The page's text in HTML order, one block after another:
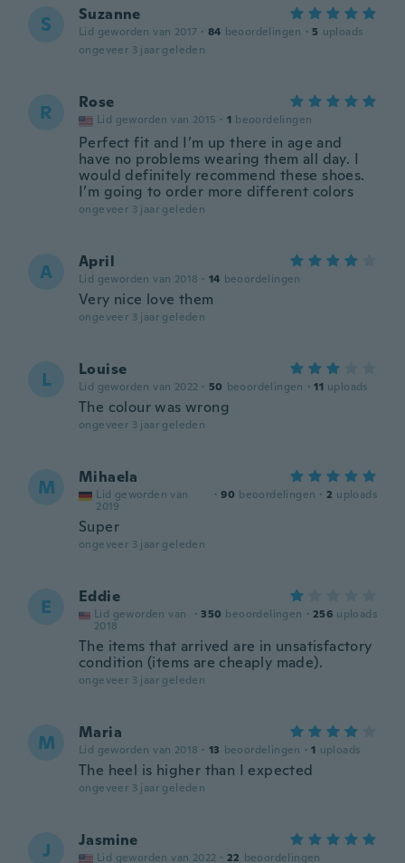
S Suzanne
Lid geworden van 2017 · 84 beoordelingen · 5 uploads
ongeveer 3 jaar geleden
R Rose
Lid geworden van 2015 · 1 beoordelingen
Perfect fit and I’m up there in age and
have no problems wearing them all day. I
would definitely recommend these shoes.
I’m going to order more different colors
ongeveer 3 jaar geleden
A April
Lid geworden van 2018 · 14 beoordelingen
Very nice love them
ongeveer 3 jaar geleden
L Louise
Lid geworden van 2022 · 50 beoordelingen · 11 uploads
The colour was wrong
ongeveer 3 jaar geleden
M Mihaela
Lid geworden van
2019
· 90 beoordelingen · 2 uploads
Super
ongeveer 3 jaar geleden
E Eddie
Lid geworden van
2018
· 350 beoordelingen · 256 uploads
The items that arrived are in unsatisfactory
condition (items are cheaply made).
ongeveer 3 jaar geleden
M Maria
Lid geworden van 2018 · 13 beoordelingen · 1 uploads
The heel is higher than I expected
ongeveer 3 jaar geleden
J Jasmine
Lid geworden van 2022 · 22 beoordelingen